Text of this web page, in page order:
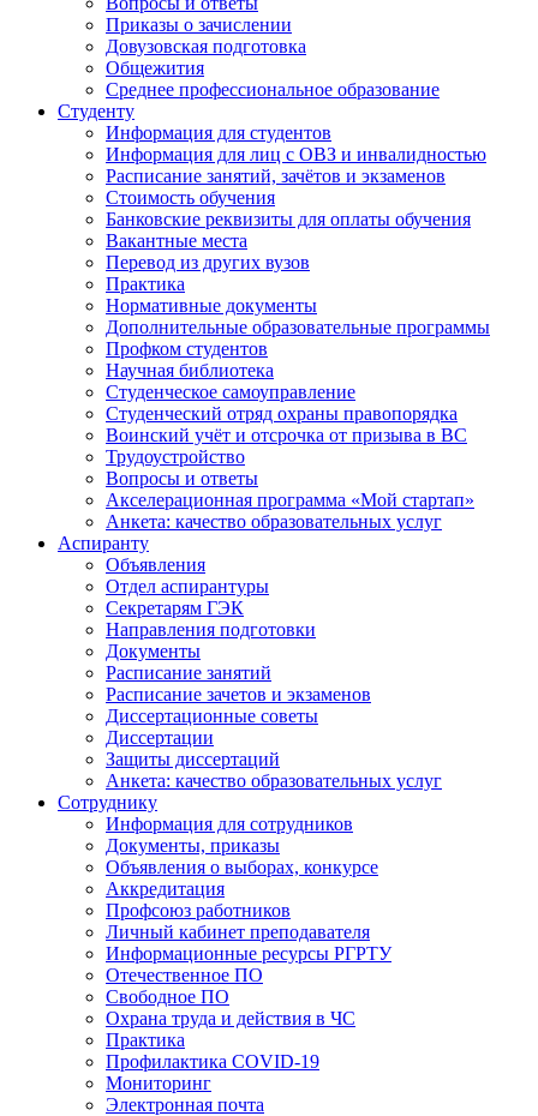
Приказы о зачислении
Довузовская подготовка
Общежития
Среднее профессиональное образование
Студенту
Информация для студентов
Информация для лиц с ОВЗ и инвалидностью
Расписание занятий, зачётов и экзаменов
Стоимость обучения
Банковские реквизиты для оплаты обучения
Вакантные места
Перевод из других вузов
Практика
Нормативные документы
Дополнительные образовательные программы
Профком студентов
Научная библиотека
Студенческое самоуправление
Студенческий отряд охраны правопорядка
Воинский учёт и отсрочка от призыва в ВС
Трудоустройство
Вопросы и ответы
Акселерационная программа «Мой стартап»
Анкета: качество образовательных услуг
Аспиранту
Объявления
Отдел аспирантуры
Секретарям ГЭК
Направления подготовки
Документы
Расписание занятий
Расписание зачетов и экзаменов
Диссертационные советы
Диссертации
Защиты диссертаций
Анкета: качество образовательных услуг
Сотруднику
Информация для сотрудников
Документы, приказы
Объявления о выборах, конкурсе
Аккредитация
Профсоюз работников
Личный кабинет преподавателя
Информационные ресурсы РГРТУ
Отечественное ПО
Свободное ПО
Охрана труда и действия в ЧС
Практика
Профилактика COVID-19
Мониторинг
Электронная почта